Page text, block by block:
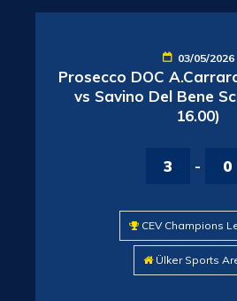
03/05/2026
Prosecco DOC
vs Savino Del Bene
16.00)
3 - 0
CEV Champions
Ülker Sports